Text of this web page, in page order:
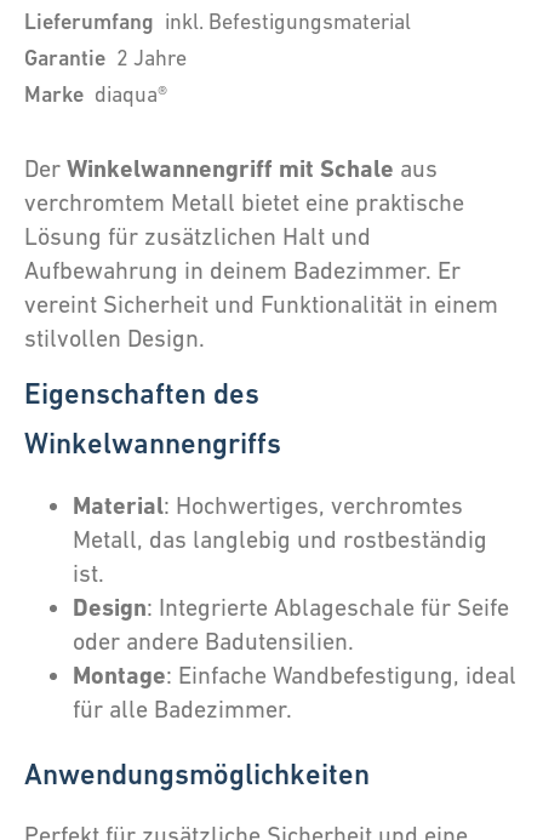
Lieferumfang inkl. Befestigungsmaterial
Garantie 2 Jahre
Marke diaqua®
Der Winkelwannengriff mit Schale aus
verchromtem Metall bietet eine praktische
Lösung für zusätzlichen Halt und
Aufbewahrung in deinem Badezimmer. Er
vereint Sicherheit und Funktionalität in einem
stilvollen Design.
Eigenschaften des
Winkelwannengriffs
Material: Hochwertiges, verchromtes
Metall, das langlebig und rostbeständig
ist.
Design: Integrierte Ablageschale für Seife
oder andere Badutensilien.
Montage: Einfache Wandbefestigung, ideal
für alle Badezimmer.
Anwendungsmöglichkeiten